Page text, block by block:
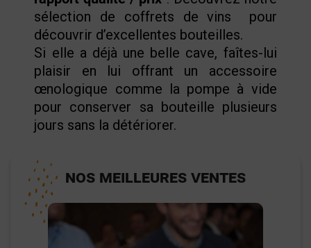
sélection de coffrets de vins pour
découvrir d’excellentes bouteilles.
Si elle a déjà une belle cave, faîtes-lui
plaisir en lui offrant un accessoire
œnologique comme la pompe à vide
pour conserver sa bouteille plusieurs
jours sans la détériorer.
NOS MEILLEURES VENTES